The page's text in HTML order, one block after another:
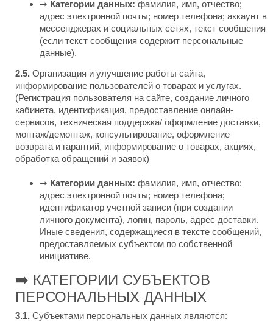
➞ Категории данных: фамилия, имя, отчество;
адрес электронной почты; номер телефона; аккаунт в
мессенджерах и социальных сетях, текст сообщения
(если текст сообщения содержит персональные
данные).
2.5. Организация и улучшение работы сайта,
информирование пользователей о товарах и услугах.
(Регистрация пользователя на сайте, создание личного
кабинета, идентификация, предоставление онлайн-
сервисов, техническая поддержка/ оформление доставки,
монтаж/демонтаж, консультирование, оформление
возврата и гарантий, информирование о товарах, акциях,
обработка обращений и заявок)
➞ Категории данных: фамилия, имя, отчество;
адрес электронной почты; номер телефона;
идентификатор учетной записи (при создании
личного документа), логин, пароль, адрес доставки.
Иные сведения, содержащиеся в тексте сообщений,
предоставляемых субъектом по собственной
инициативе.
➡️ КАТЕГОРИИ СУБЪЕКТОВ
ПЕРСОНАЛЬНЫХ ДАННЫХ
3.1. Субъектами персональных данных являются: